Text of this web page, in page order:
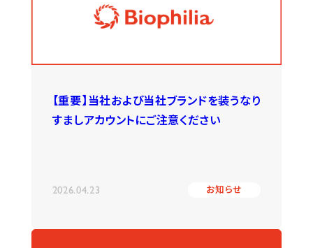
【重要】当社および当社ブランドを装うなり
すましアカウントにご注意ください
2026.04.23 お知らせ